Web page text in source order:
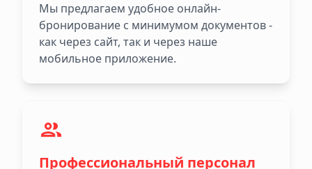
Мы предлагаем удобное онлайн-
бронирование с минимумом документов -
как через сайт, так и через наше
мобильное приложение.
Профессиональный персонал